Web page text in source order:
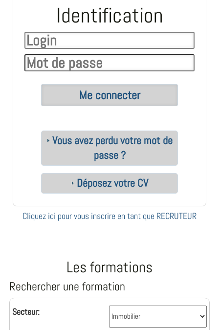
Identification
Vous avez perdu votre mot de
passe ?
Déposez votre CV
Cliquez ici pour vous inscrire en tant que RECRUTEUR
Les formations
Rechercher une formation
Secteur: